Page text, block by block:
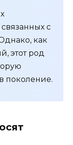
с
как
этот род
поколение.